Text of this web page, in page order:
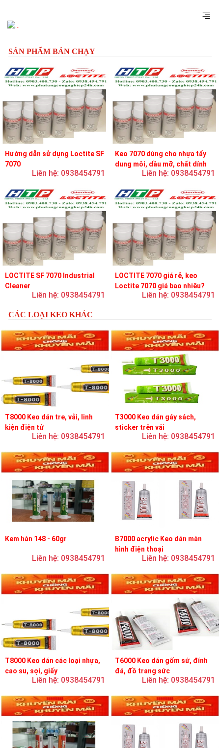
SẢN PHẨM BÁN CHẠY
Hướng dẫn sử dụng Loctite SF
7070
Liên hệ: 0938454791
Keo 7070 dùng cho nhựa tẩy
dung môi, dầu mỡ, chất dính
và chất bôi trơnLiên hệ: 0938454791
LOCTITE SF 7070 Industrial
Cleaner
Liên hệ: 0938454791
LOCTITE 7070 giá rẻ, keo
Loctite 7070 giá bao nhiêu?
Liên hệ: 0938454791
CÁC LOẠI KEO KHÁC
T8000 Keo dán tre, vải, linh
kiện điện tử
Liên hệ: 0938454791
T3000 Keo dán gáy sách,
sticker trên vải
Liên hệ: 0938454791
Kem hàn 148 - 60gr
Liên hệ: 0938454791
B7000 acrylic Keo dán màn
hình điện thoại
Liên hệ: 0938454791
T8000 Keo dán các loại nhựa,
cao su, sợi, giấy
Liên hệ: 0938454791
T6000 Keo dán gốm sứ, đính
đá, đồ trang sức
Liên hệ: 0938454791